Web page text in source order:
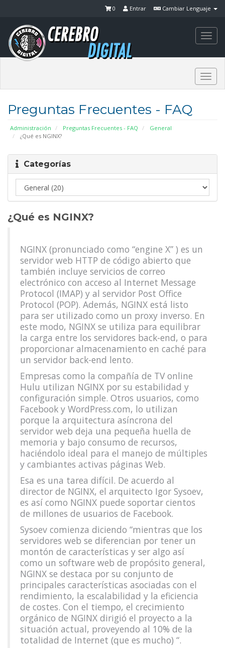
Cambiar Lenguaje
Entrar
0
Preguntas Frecuentes - FAQ
Administración Preguntas Frecuentes - FAQ
General
¿Qué es NGINX?
Categorías
¿Qué es NGINX?
NGINX (pronunciado como “engine X” ) es un
servidor web HTTP de código abierto que
también incluye servicios de correo
electrónico con acceso al Internet Message
Protocol (IMAP) y al servidor Post Office
Protocol (POP). Además, NGINX está listo
para ser utilizado como un proxy inverso. En
este modo, NGINX se utiliza para equilibrar
la carga entre los servidores back-end, o para
proporcionar almacenamiento en caché para
un servidor back-end lento.
Empresas como la compañía de TV online
Hulu utilizan NGINX por su estabilidad y
configuración simple. Otros usuarios, como
Facebook y WordPress.com, lo utilizan
porque la arquitectura asíncrona del
servidor web deja una pequeña huella de
memoria y bajo consumo de recursos,
haciéndolo ideal para el manejo de múltiples
y cambiantes activas páginas Web.
Esa es una tarea difícil. De acuerdo al
director de NGINX, el arquitecto Igor Sysoev,
es así como NGINX puede soportar cientos
de millones de usuarios de Facebook.
Sysoev comienza diciendo “mientras que los
servidores web se diferencian por tener un
montón de características y ser algo así
como un software web de propósito general,
NGINX se destaca por su conjunto de
principales características asociadas con el
rendimiento, la escalabilidad y la eficiencia
de costes. Con el tiempo, el crecimiento
orgánico de NGINX dirigió el proyecto a la
situación actual, proveyendo al 10% de la
totalidad de Internet (que es mucho) “.